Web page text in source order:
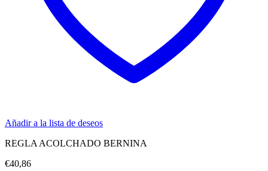
Añadir a la lista de deseos
REGLA ACOLCHADO BERNINA
€40,86